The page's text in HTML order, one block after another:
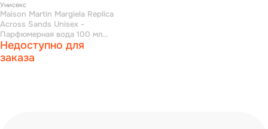
Унисекс
Maison Martin Margiela Replica
Across Sands Unisex -
Парфюмерная вода 100 мл
(тестер)
Недоступно для
заказа